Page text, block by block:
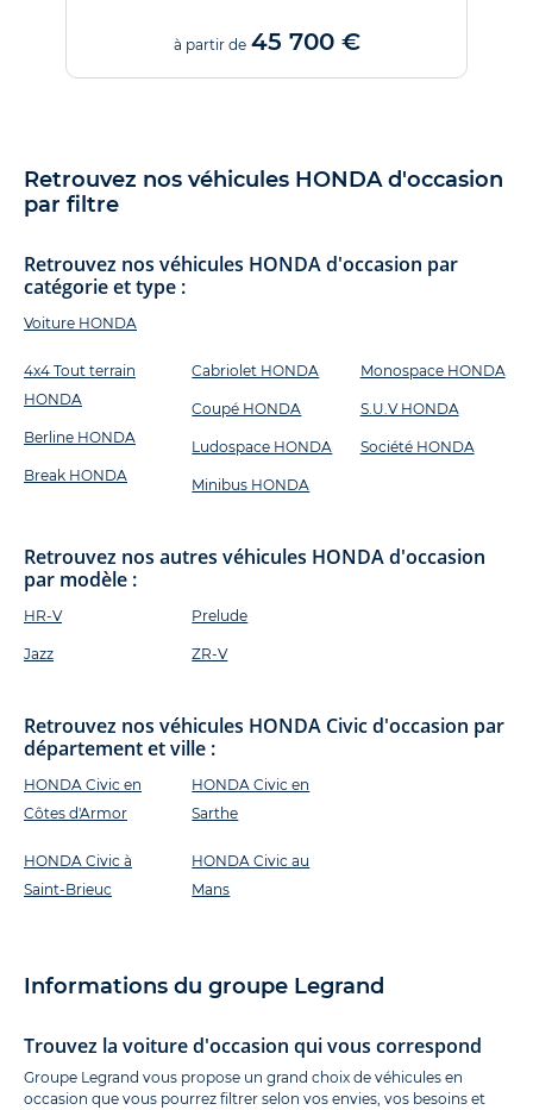
à partir de 45 700 €
Retrouvez nos véhicules HONDA d'occasion
par filtre
Retrouvez nos véhicules HONDA d'occasion par
catégorie et type :
Voiture HONDA
4x4 Tout terrain
HONDA
Berline HONDA
Break HONDA
Cabriolet HONDA
Coupé HONDA
Ludospace HONDA
Minibus HONDA
Monospace HONDA
S.U.V HONDA
Société HONDA
Retrouvez nos autres véhicules HONDA d'occasion
par modèle :
HR-V
Jazz
Prelude
ZR-V
Retrouvez nos véhicules HONDA Civic d'occasion par
département et ville :
HONDA Civic en
Côtes d'Armor
HONDA Civic en
Sarthe
HONDA Civic à
Saint-Brieuc
HONDA Civic au
Mans
Informations du groupe Legrand
Trouvez la voiture d'occasion qui vous correspond
Groupe Legrand vous propose un grand choix de véhicules en
occasion que vous pourrez filtrer selon vos envies, vos besoins et